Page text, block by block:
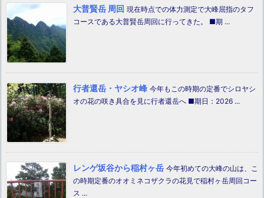
大普賢岳 周回 現在時点での体力測定で大峰屈指のタフ
コースである大普賢岳周回に行ってきた。 ■期 ...
行者還岳・ヤシオ峰 今年もこの時期の定番でシロヤシ
オの花の咲き具合を見に行者還岳へ ■期日：2026 ...
レンゲ坂谷から稲村ヶ岳 今年初めての大峰の山は、こ
の時期定番のオオミネコザクラの花見で稲村ヶ岳周回コー
ス ...